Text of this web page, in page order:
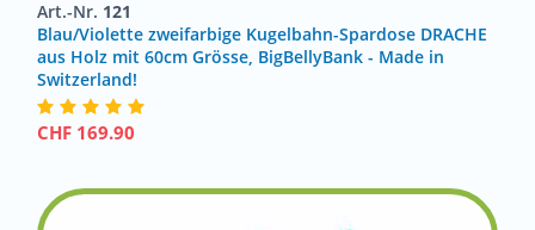
Art.-Nr. 121
Blau/Violette zweifarbige Kugelbahn-Spardose DRACHE
aus Holz mit 60cm Grösse, BigBellyBank - Made in
Switzerland!
CHF 169.90